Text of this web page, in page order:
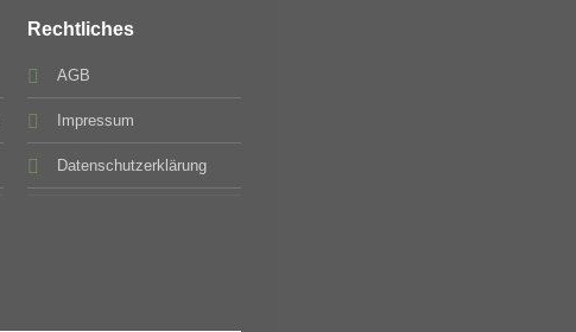
Rechtliches
AGB
Impressum
Datenschutzerklärung